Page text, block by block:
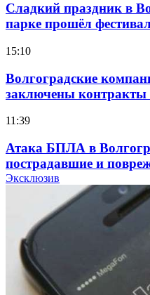
Сладкий праздник в
парке прошёл
15:10
Волгоградские
заключены контракты
11:39
Атака БПЛА в
пострадавшие и
Волгоградские вузы в
рейтинга: ВолгГТУ и
для химической
18:39
Эксклюзив